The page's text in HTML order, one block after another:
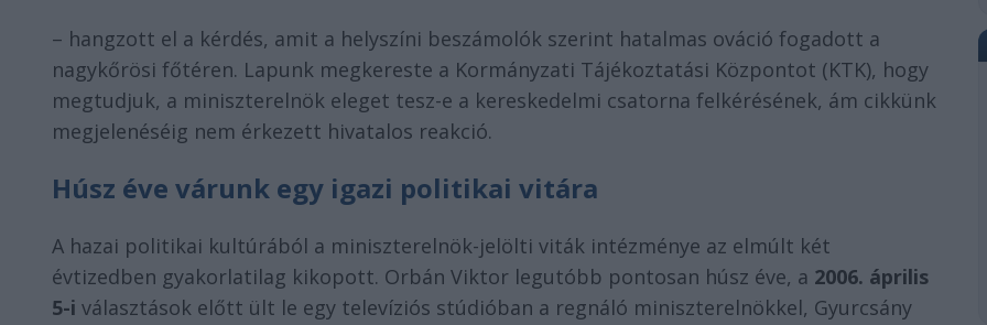
– hangzott el a kérdés, amit a helyszíni beszámolók szerint hatalmas ováció fogadott a
nagykőrösi főtéren. Lapunk megkereste a Kormányzati Tájékoztatási Központot (KTK), hogy
megtudjuk, a miniszterelnök eleget tesz-e a kereskedelmi csatorna felkérésének, ám cikkünk
megjelenéséig nem érkezett hivatalos reakció.
Húsz éve várunk egy igazi politikai vitára
A hazai politikai kultúrából a miniszterelnök-jelölti viták intézménye az elmúlt két
évtizedben gyakorlatilag kikopott. Orbán Viktor legutóbb pontosan húsz éve, a 2006. április
5-i választások előtt ült le egy televíziós stúdióban a regnáló miniszterelnökkel, Gyurcsány